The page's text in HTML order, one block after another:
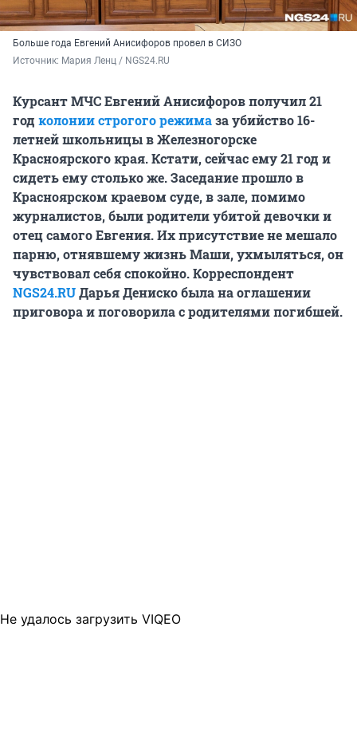
Больше года Евгений Анисифоров провел в СИЗО
Источник: Мария Ленц / NGS24.RU
Курсант МЧС Евгений Анисифоров получил 21
год колонии строгого режимаза убийство 16-
летней школьницы в Железногорске
Красноярского края. Кстати, сейчас ему 21 год и
сидеть ему столько же. Заседание прошло в
Красноярском краевом суде, в зале, помимо
журналистов, были родители убитой девочки и
отец самого Евгения. Их присутствие не мешало
парню, отнявшему жизнь Маши, ухмыляться, он
чувствовал себя спокойно. Корреспондент
NGS24.RUДарья Дениско была на оглашении
приговора и поговорила с родителями погибшей.
Не удалось загрузить VIQEO